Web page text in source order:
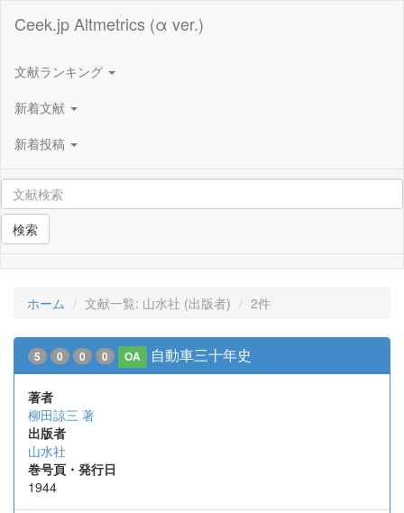
Ceek.jp Altmetrics (α ver.)
文献ランキング
新着文献
新着投稿
検索
ホーム 文献一覧: 山水社 (出版者) 2件
5 0 0 0 OA 自動車三十年史
著者
柳田諒三 著
出版者
山水社
巻号頁・発行日
1944